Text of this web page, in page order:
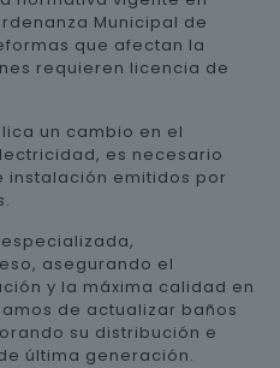
Municipal de
que afectan la
requieren licencia de
un cambio en el
es necesario
instalación emitidos por
asegurando el
y la máxima calidad en
de actualizar baños
su distribución e
última generación.